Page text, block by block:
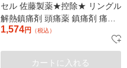
セル 佐藤製薬★控除★ リングル
解熱鎮痛剤 頭痛薬 鎮痛剤 痛み
止め 頭痛 歯痛 抜歯後の疼痛
1,574円 （税込）
カートに入れる